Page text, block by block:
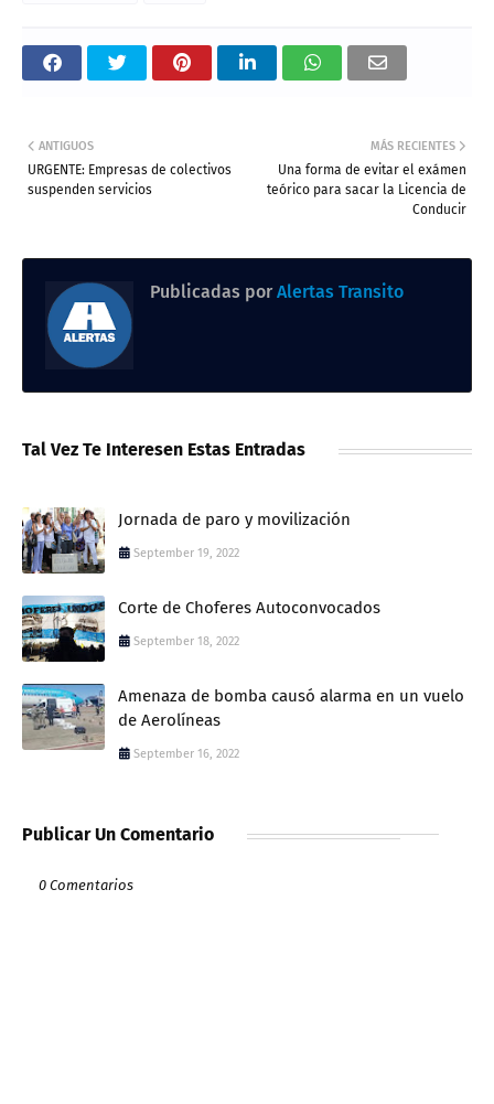
MÁS RECIENTES
Una forma de evitar el exámen
teórico para sacar la Licencia de
Conducir
ANTIGUOS
URGENTE: Empresas de colectivos
suspenden servicios
Publicadas por Alertas Transito
Tal Vez Te Interesen Estas Entradas
Jornada de paro y movilización
September 19, 2022
Corte de Choferes Autoconvocados
September 18, 2022
Amenaza de bomba causó alarma en un vuelo
de Aerolíneas
September 16, 2022
Publicar Un Comentario
0 Comentarios